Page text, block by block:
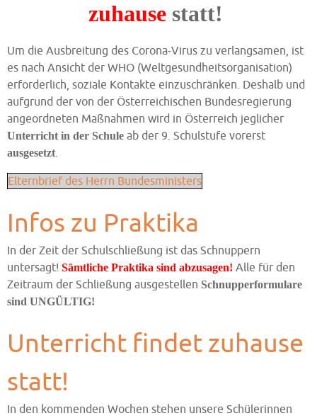
zuhause statt!
Um die Ausbreitung des Corona-Virus zu verlangsamen, ist
es nach Ansicht der WHO (Weltgesundheitsorganisation)
erforderlich, soziale Kontakte einzuschränken. Deshalb und
aufgrund der von der Österreichischen Bundesregierung
angeordneten Maßnahmen wird in Österreich jeglicher
Unterricht in der Schule ab der 9. Schulstufe vorerst
ausgesetzt.
Elternbrief des Herrn Bundesministers
Infos zu Praktika
In der Zeit der Schulschließung ist das Schnuppern
untersagt! Sämtliche Praktika sind abzusagen! Alle für den
Zeitraum der Schließung ausgestellen Schnupperformulare
sind UNGÜLTIG!
Unterricht findet zuhause
statt!
In den kommenden Wochen stehen unsere Schülerinnen